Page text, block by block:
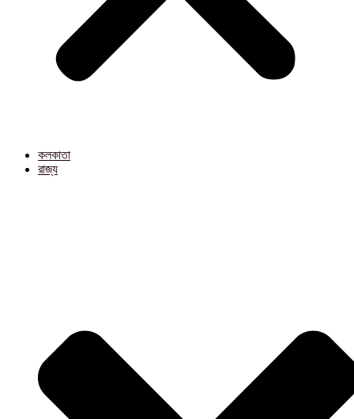
কলকাতা
রাজ্য